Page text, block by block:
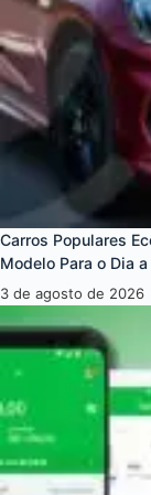
Carros Populares
Modelo Para o Dia a
3 de agosto de 2026